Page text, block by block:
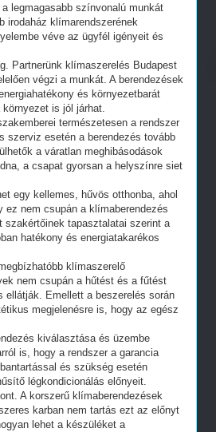
legmagasabb színvonalú munkát
irodaház klímarendszerének
véve az ügyfél igényeit és
Partnerünk klímaszerelés Budapest
végzi a munkát. A berendezések
és környezetbarát
is jól járhat.
természetesen a rendszer
szerviz esetén a berendezés tovább
a váratlan meghibásodások
a csapat gyorsan a helyszínre siet
egy kellemes, hűvös otthonba, ahol
ez nem csupán a klímaberendezés
szakértőinek tapasztalatai szerint a
hatékony és energiatakarékos
klímaszerelő
nem csupán a hűtést és a fűtést
Emellett a beszerelés során
megjelenésre is, hogy az egész
kiválasztása és üzembe
is, hogy a rendszer a garancia
és szükség esetén
légkondicionálás előnyeit.
A korszerű klímaberendezések
karban nem tartás ezt az előnyt
lehet a készüléket a